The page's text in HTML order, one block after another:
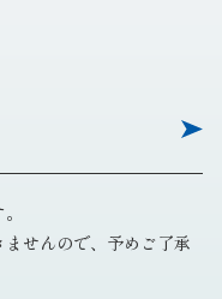
せんので、予めご了承